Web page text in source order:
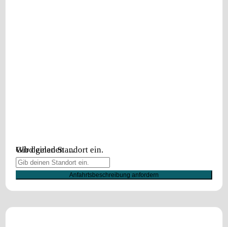
Wird geladen …
Gib deinen Standort ein.
Anfahrtsbeschreibung anfordern